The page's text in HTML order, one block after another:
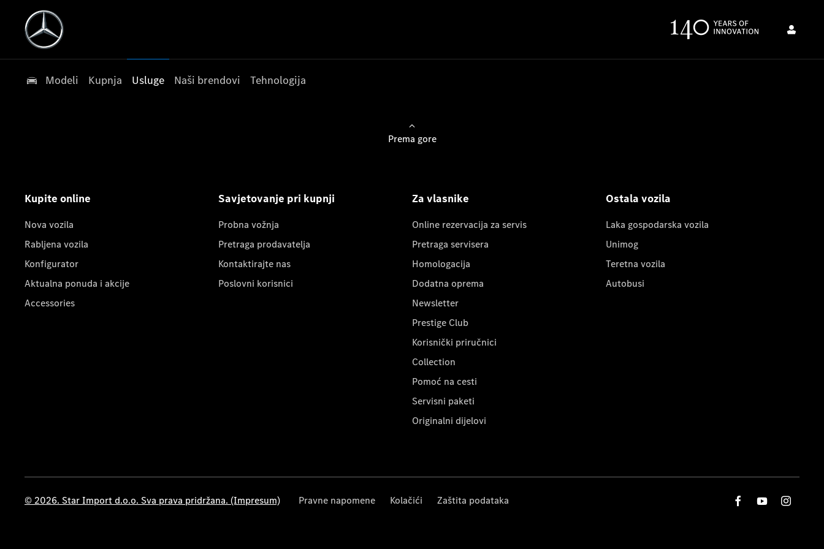
Modeli Kupnja Usluge Naši brendovi Tehnologija
Prema gore
Kupite online
Nova vozila
Rabljena vozila
Konfigurator
Aktualna ponuda i akcije
Accessories
Savjetovanje pri kupnji
Probna vožnja
Pretraga prodavatelja
Kontaktirajte nas
Poslovni korisnici
Za vlasnike
Online rezervacija za servis
Pretraga servisera
Homologacija
Dodatna oprema
Newsletter
Prestige Club
Korisnički priručnici
Collection
Pomoć na cesti
Servisni paketi
Originalni dijelovi
Ostala vozila
Laka gospodarska vozila
Unimog
Teretna vozila
Autobusi
© 2026. Star Import d.o.o. Sva prava pridržana. (Impresum) Pravne napomene Kolačići Zaštita podataka